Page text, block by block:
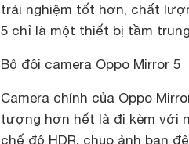
trải nghiệm tốt hơn, chất
5 chỉ là một thiết bị tầm
Bộ đôi camera Oppo Mirror 5
Camera chính của Oppo
tượng hơn hết là đi kèm với
chế độ HDR, chụp ảnh ban